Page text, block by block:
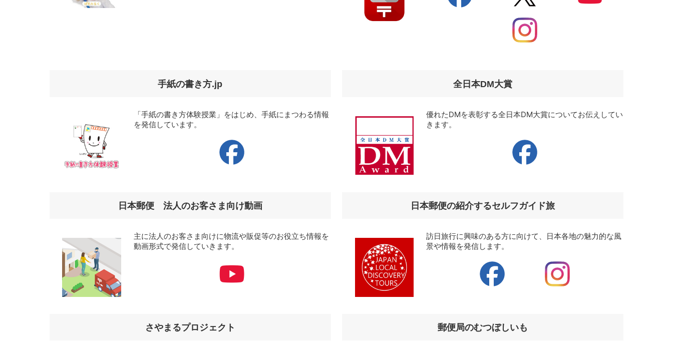
手紙の書き方.jp
「手紙の書き方体験授業」をはじめ、手紙にまつわる情報
を発信しています。
全日本DM大賞
優れたDMを表彰する全日本DM大賞についてお伝えしてい
きます。
日本郵便 法人のお客さま向け動画
主に法人のお客さま向けに物流や販促等のお役立ち情報を
動画形式で発信していきます。
日本郵便の紹介するセルフガイド旅
訪日旅行に興味のある方に向けて、日本各地の魅力的な風
景や情報を発信します。
さやまるプロジェクト 郵便局のむつぼしいも